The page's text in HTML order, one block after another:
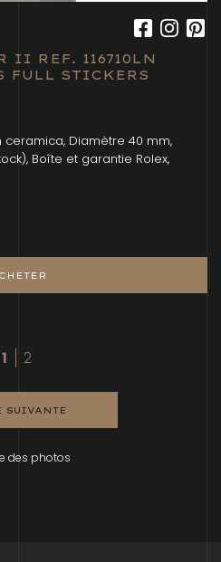
II REF. 116710LN
FULL STICKERS
ceramica, Diamètre 40 mm,
Boîte et garantie Rolex,
1 2
SUIVANTE
des photos